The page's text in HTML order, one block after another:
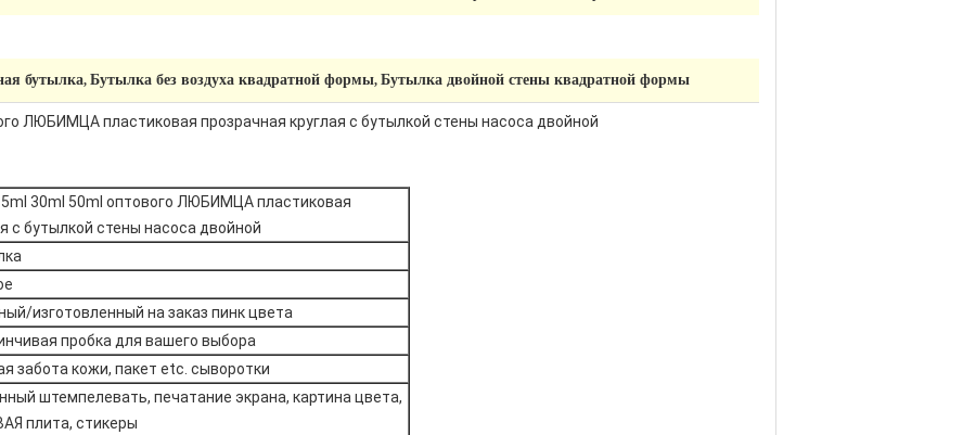
бутылка, Бутылка без воздуха квадратной формы, Бутылка двойной стены квадратной формы
ЛЮБИМЦА пластиковая прозрачная круглая с бутылкой стены насоса двойной
30ml 50ml оптового ЛЮБИМЦА пластиковая
с бутылкой стены насоса двойной
изготовленный на заказ пинк цвета
пробка для вашего выбора
забота кожи, пакет etc. сыворотки
штемпелевать, печатание экрана, картина цвета,
плита, стикеры